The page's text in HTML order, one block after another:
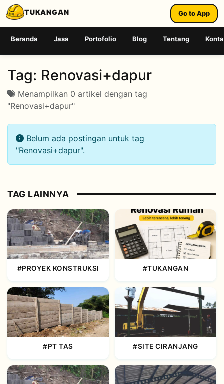
TUKANGAN Go to App
Beranda Jasa Portofolio Blog Tentang
Tag: Renovasi+dapur
Menampilkan 0 artikel dengan tag
"Renovasi+dapur"
Belum ada postingan untuk tag
"Renovasi+dapur".
TAG LAINNYA
#PROYEK KONSTRUKSI #TUKANGAN
#PT TAS #SITE CIRANJANG